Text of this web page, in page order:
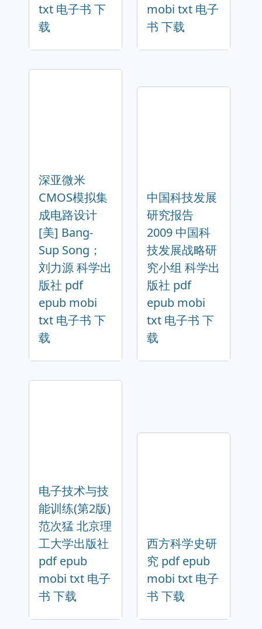
txt 电子书 下
载
mobi txt 电子
书 下载
深亚微米
CMOS模拟集
成电路设计
[美] Bang-
Sup Song；
刘力源 科学出
版社 pdf
epub mobi
txt 电子书 下
载
中国科技发展
研究报告
2009 中国科
技发展战略研
究小组 科学出
版社 pdf
epub mobi
txt 电子书 下
载
电子技术与技
能训练(第2版)
范次猛 北京理
工大学出版社
pdf epub
mobi txt 电子
书 下载
西方科学史研
究 pdf epub
mobi txt 电子
书 下载